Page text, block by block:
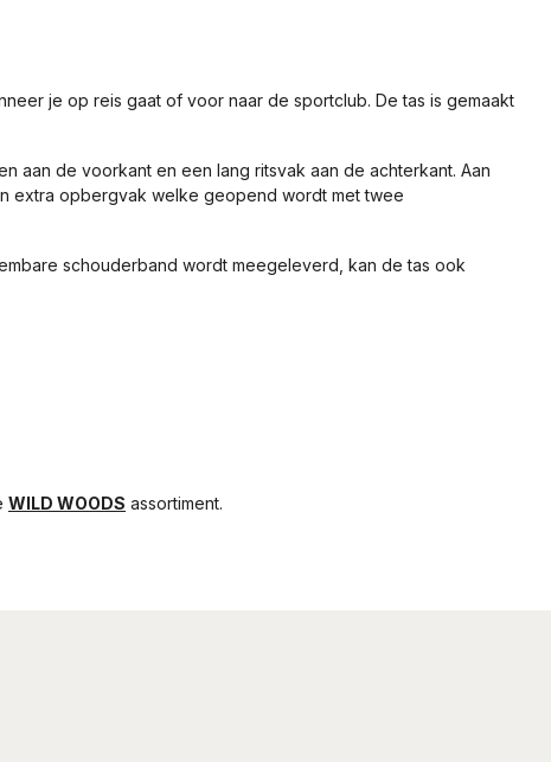
je op reis gaat of voor naar de sportclub. De tas is gemaakt
aan de voorkant en een lang ritsvak aan de achterkant. Aan
extra opbergvak welke geopend wordt met twee
schouderband wordt meegeleverd, kan de tas ook
WILD WOODS assortiment.